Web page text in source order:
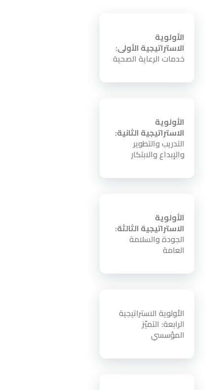
الأولوية
الاستراتيجية الأولى:
خدمات الرعاية الصحية
الأولوية
الاستراتيجية الثانية:
التدريب والتطوير
والإبداع والابتكار
الأولوية
الاستراتيجية الثالثة:
الجودة والسلامة
العامة
الأولوية الاستراتيجية
الرابعة: التميّز
المؤسسي